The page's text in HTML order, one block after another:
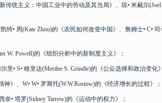
统主义：中国工业中的劳动及其当局》、琼• 米戴尔
周(Kate Zhou)的《农民如何改变中国》、詹姆士• C• 司
Powell)的《组织分析中的新制度主义》；
• S• 格里达(Merilee S. Grindle)的《公众选择和政治变化
、W• W• 罗斯托(W.W.Rostow)的《经济增长的过程》；
• 塔罗(Sidney Tarrow)的《运动中的权力》；